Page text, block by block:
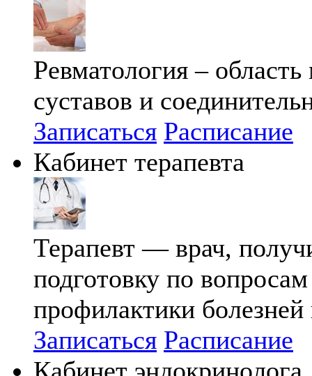
Ревматология –
суставов и
Записаться Расписание
Кабинет терапевта
Терапевт — врач,
подготовку по
профилактики
Записаться Расписание